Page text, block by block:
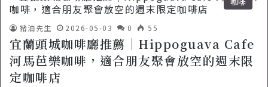
豬油先生 2026-05-03 0 55
宜蘭頭城咖啡廳推薦｜Hippoguava Cafe
河馬芭樂咖啡，適合朋友聚會放空的週末限
定咖啡店